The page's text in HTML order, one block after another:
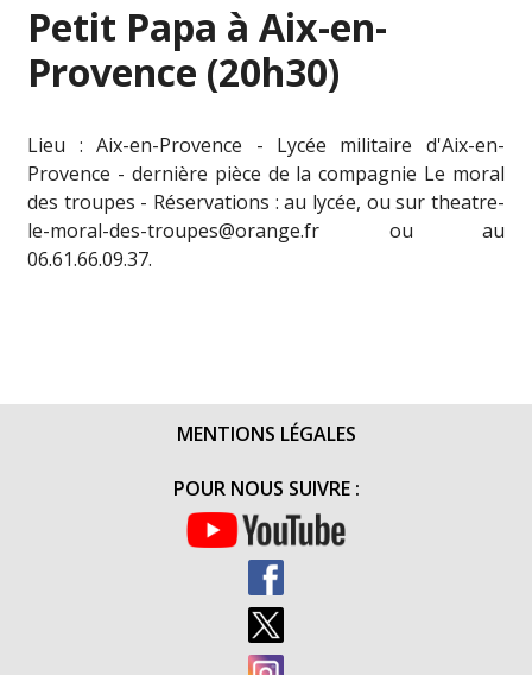
Petit Papa à Aix-en-
Provence (20h30)
Lieu : Aix-en-Provence - Lycée militaire d'Aix-en-
Provence - dernière pièce de la compagnie Le moral
des troupes - Réservations : au lycée, ou sur theatre-
le-moral-des-troupes@orange.fr ou au
06.61.66.09.37.
MENTIONS LÉGALES
POUR NOUS SUIVRE :